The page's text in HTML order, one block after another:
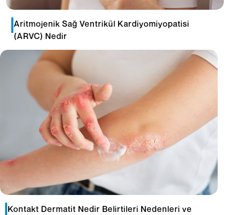
Aritmojenik Sağ Ventrikül Kardiyomiyopatisi
(ARVC) Nedir
Kontakt Dermatit Nedir Belirtileri Nedenleri ve